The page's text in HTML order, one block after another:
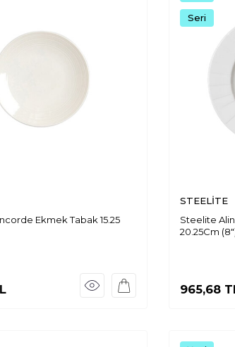
Ekmek Tabak 15.25
Seri
STEELİTE
Steelite
20.25Cm
965,68